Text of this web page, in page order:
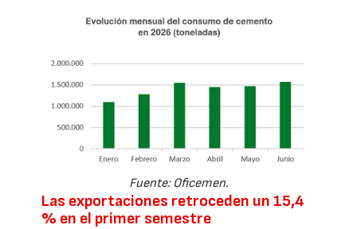
Fuente: Oficemen.
Las exportaciones retroceden un 15,4
% en el primer semestre